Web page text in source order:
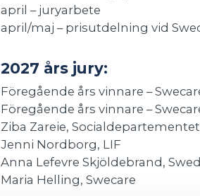
april – juryarbete
april/maj – prisutdelning vid
2027 års jury:
Föregående års vinnare –
Föregående års vinnare –
Ziba Zareie, Socialdepartementet
Jenni Nordborg, LIF
Anna Lefevre Skjöldebrand,
Maria Helling, Swecare